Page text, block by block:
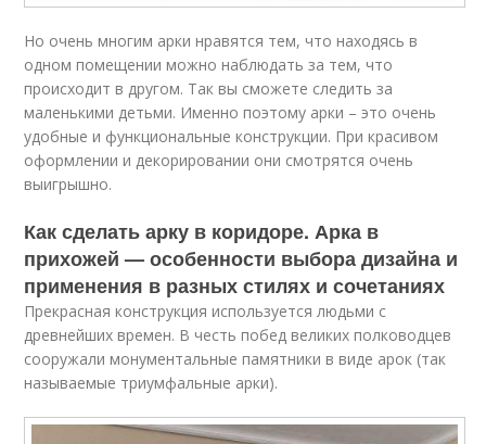
Но очень многим арки нравятся тем, что находясь в
одном помещении можно наблюдать за тем, что
происходит в другом. Так вы сможете следить за
маленькими детьми. Именно поэтому арки – это очень
удобные и функциональные конструкции. При красивом
оформлении и декорировании они смотрятся очень
выигрышно.
Как сделать арку в коридоре. Арка в
прихожей — особенности выбора дизайна и
применения в разных стилях и сочетаниях
Прекрасная конструкция используется людьми с
древнейших времен. В честь побед великих полководцев
сооружали монументальные памятники в виде арок (так
называемые триумфальные арки).